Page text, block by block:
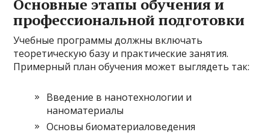
Основные этапы обучения и
профессиональной подготовки
Учебные программы должны включать
теоретическую базу и практические занятия.
Примерный план обучения может выглядеть так:
Введение в нанотехнологии и
наноматериалы
Основы биоматериаловедения